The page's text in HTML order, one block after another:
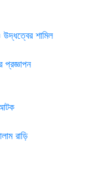
শামিল
প্রজ্ঞাপন
রাড়ি